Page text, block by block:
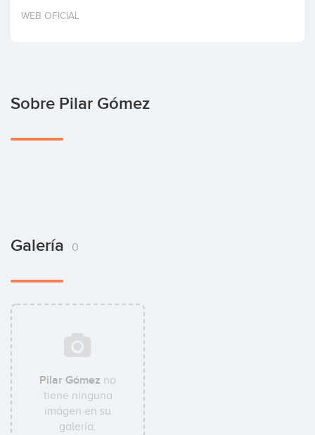
Invertir
WEB OFICIAL
Sobre Pilar Gómez
Galería 0
Pilar Gómez no
tiene ninguna
imágen en su
galería.